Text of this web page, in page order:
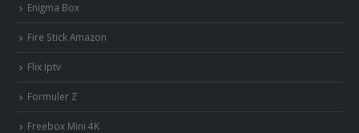
Enigma Box
Fire Stick Amazon
Flix Iptv
Formuler Z
Freebox Mini 4K